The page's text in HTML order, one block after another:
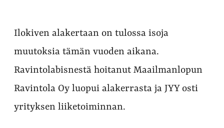
Ilokiven alakertaan on tulossa isoja
muutoksia tämän vuoden aikana.
Ravintolabisnestä hoitanut Maailmanlopun
Ravintola Oy luopui alakerrasta ja JYY osti
yrityksen liiketoiminnan.